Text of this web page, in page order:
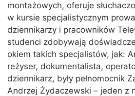
montażowych, oferuje
w kursie specjalistycznym
dziennikarzy i pracowników
studenci zdobywają
okiem takich specjalistów, jak:
reżyser, dokumentalista,
dziennikarz, były pełnomocnik
Andrzej Żydaczewski – jeden z